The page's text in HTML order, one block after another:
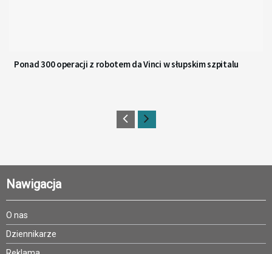
Ponad 300 operacji z robotem da Vinci w słupskim szpitalu
Nawigacja
O nas
Dziennikarze